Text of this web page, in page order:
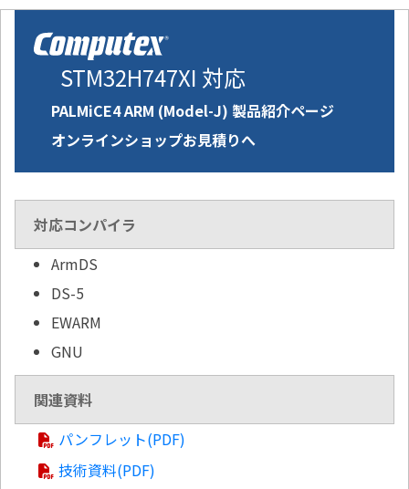
STM32H747XI 対応
PALMiCE4 ARM (Model-J) 製品紹介ページ
オンラインショップお見積りへ
対応コンパイラ
ArmDS
DS-5
EWARM
GNU
関連資料
パンフレット(PDF)
技術資料(PDF)